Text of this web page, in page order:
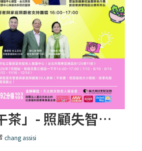
27 (四) 平日聖道禮儀
光鹽營歌為伍 齊聲讚頌天主
20 (四) 平日聖道禮儀
18 (二) 平日聖道禮儀
「健腦下午茶」- 照顧失智家人講座
chang assisi